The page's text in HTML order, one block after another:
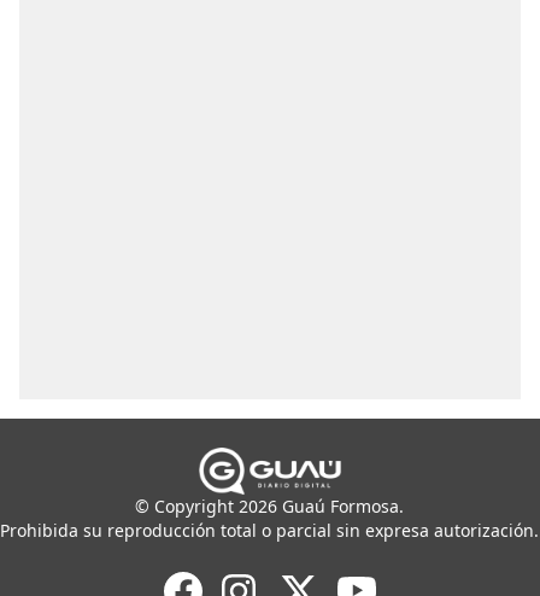
© Copyright 2026 Guaú Formosa.
Prohibida su reproducción total o parcial sin expresa autorización.